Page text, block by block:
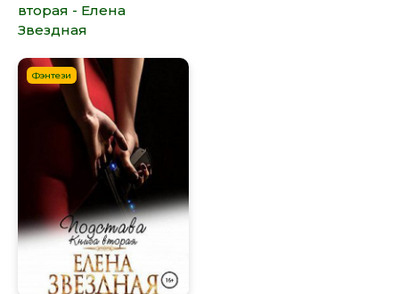
вторая - Елена
Звездная
Фэнтези